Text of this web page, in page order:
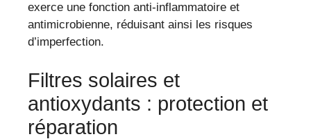
exerce une fonction anti-inflammatoire et
antimicrobienne, réduisant ainsi les risques
d’imperfection.
Filtres solaires et
antioxydants : protection et
réparation